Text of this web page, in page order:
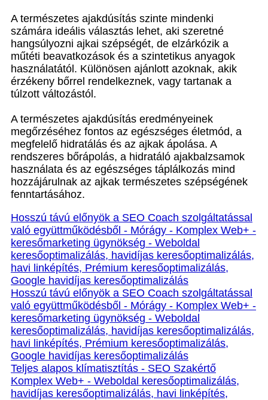
A természetes ajakdúsítás szinte mindenki
számára ideális választás lehet, aki szeretné
hangsúlyozni ajkai szépségét, de elzárkózik a
műtéti beavatkozások és a szintetikus anyagok
használatától. Különösen ajánlott azoknak, akik
érzékeny bőrrel rendelkeznek, vagy tartanak a
túlzott változástól.
A természetes ajakdúsítás eredményeinek
megőrzéséhez fontos az egészséges életmód, a
megfelelő hidratálás és az ajkak ápolása. A
rendszeres bőrápolás, a hidratáló ajakbalzsamok
használata és az egészséges táplálkozás mind
hozzájárulnak az ajkak természetes szépségének
fenntartásához.
Hosszú távú előnyök a SEO Coach szolgáltatással
való együttműködésből - Mórágy - Komplex Web+ -
keresőmarketing ügynökség - Weboldal
keresőoptimalizálás, havidíjas keresőoptimalizálás,
havi linképítés, Prémium keresőoptimalizálás,
Google havidíjas keresőoptimalizálás
Hosszú távú előnyök a SEO Coach szolgáltatással
való együttműködésből - Mórágy - Komplex Web+ -
keresőmarketing ügynökség - Weboldal
keresőoptimalizálás, havidíjas keresőoptimalizálás,
havi linképítés, Prémium keresőoptimalizálás,
Google havidíjas keresőoptimalizálás
Teljes alapos klímatisztítás - SEO Szakértő
Komplex Web+ - Weboldal keresőoptimalizálás,
havidíjas keresőoptimalizálás, havi linképítés,